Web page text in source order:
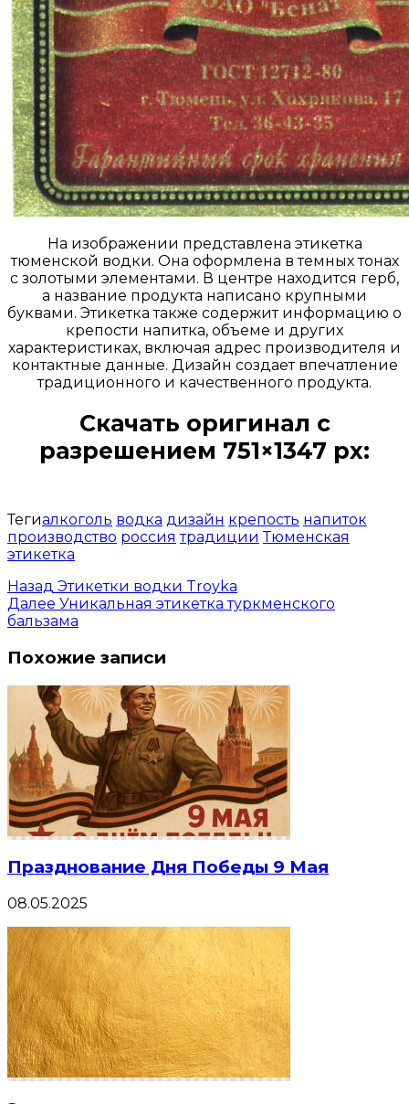
На изображении представлена этикетка
тюменской водки. Она оформлена в темных тонах
с золотыми элементами. В центре находится герб,
а название продукта написано крупными
буквами. Этикетка также содержит информацию о
крепости напитка, объеме и других
характеристиках, включая адрес производителя и
контактные данные. Дизайн создает впечатление
традиционного и качественного продукта.
Скачать оригинал с
разрешением 751×1347 px:
Тегиалкоголь водка дизайн крепость напиток
производство россия традиции Тюменская
этикетка
Назад Этикетки водки Troyka
Далее Уникальная этикетка туркменского
бальзама
Похожие записи
Празднование Дня Победы 9 Мая
08.05.2025